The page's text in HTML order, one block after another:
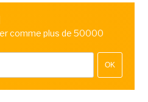
comme plus de 50000
OK